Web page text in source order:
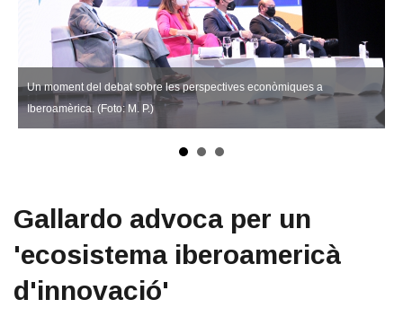
Un moment del debat sobre les perspectives econòmiques a
Iberoamèrica. (Foto: M. P.)
Gallardo advoca per un
'ecosistema iberoamericà
d'innovació'